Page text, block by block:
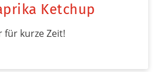
Ketchup
für kurze Zeit!